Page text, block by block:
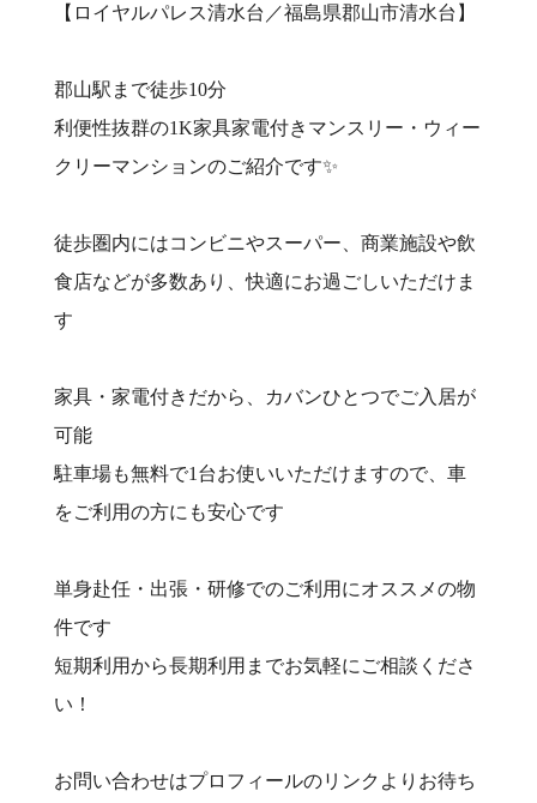
【ロイヤルパレス清水台／福島県郡山市清水台】
郡山駅まで徒歩10分
利便性抜群の1K家具家電付きマンスリー・ウィー
クリーマンションのご紹介です✨
徒歩圏内にはコンビニやスーパー、商業施設や飲
食店などが多数あり、快適にお過ごしいただけま
す
家具・家電付きだから、カバンひとつでご入居が
可能
駐車場も無料で1台お使いいただけますので、車
をご利用の方にも安心です
単身赴任・出張・研修でのご利用にオススメの物
件です
短期利用から長期利用までお気軽にご相談くださ
い！
お問い合わせはプロフィールのリンクよりお待ち